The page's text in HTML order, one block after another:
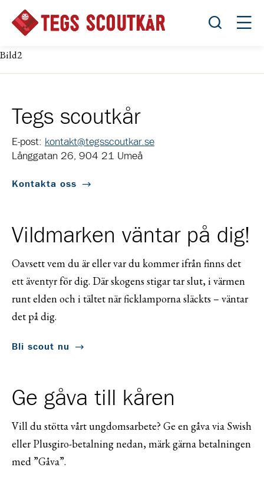
Öppna
Bild2
Tegs scoutkår
E-post: kontakt@tegsscoutkar.se
Långgatan 26, 904 21 Umeå
Kontakta oss
Vildmarken väntar på dig!
Oavsett vem du är eller var du kommer ifrån finns det
ett äventyr för dig. Där skogens stigar tar slut, i värmen
runt elden och i tältet när ficklamporna släckts – väntar
det på dig.
Bli scout nu
Ge gåva till kåren
Vill du stötta vårt ungdomsarbete? Ge en gåva via Swish
eller Plusgiro-betalning nedan, märk gärna betalningen
med ”Gåva”.